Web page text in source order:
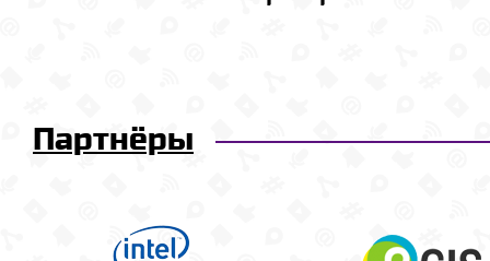
Партнёры